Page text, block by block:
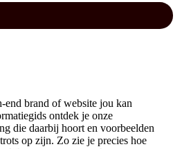
end brand of website jou kan
ontdek je onze
die daarbij hoort en voorbeelden
op zijn. Zo zie je precies hoe